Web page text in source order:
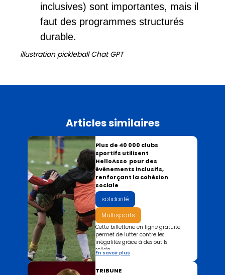
inclusives) sont importantes, mais il
faut des programmes structurés
durable.
illustration pickleball Chat GPT
Articles similaires
Plus de 40 000 clubs
sportifs utilisent
HelloAsso pour des
événements inclusifs,
renforçant la cohésion
sociale
solidarité
Multisports
Cette billetterie en ligne gratuite
permet de lutter contre les
inégalités grâce à des outils
solida...
En savoir plus
TRIBUNE